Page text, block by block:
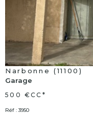
Narbonne (11100)
Garage
500 €CC*
Réf : 3950